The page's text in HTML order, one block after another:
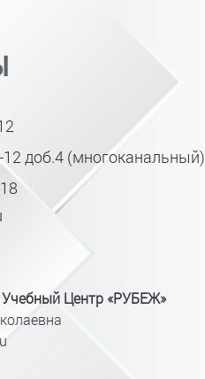
доб.4 (многоканальный)
Центр «РУБЕЖ»